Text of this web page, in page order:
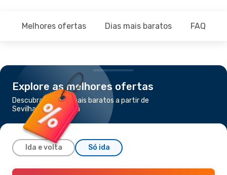
Melhores ofertas Dias mais baratos FAQ
Explore as melhores ofertas
Descubra os voos mais baratos a partir de
Sevilha para Bolonha
Ida e volta Só ida